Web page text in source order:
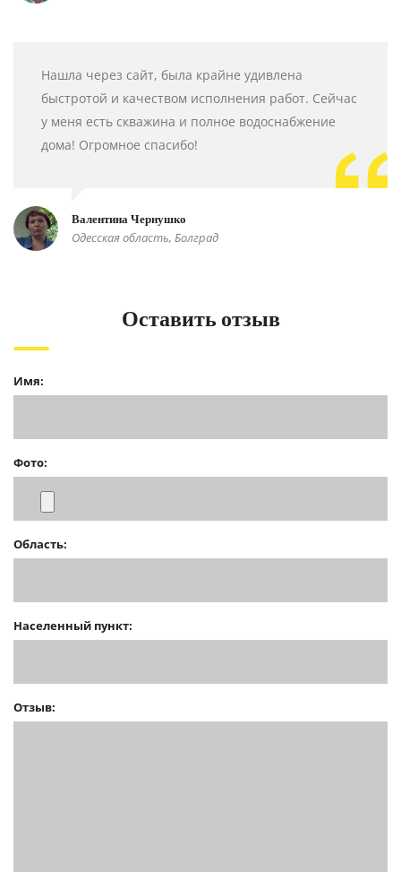
Нашла через сайт, была крайне удивлена
быстротой и качеством исполнения работ. Сейчас
у меня есть скважина и полное водоснабжение
дома! Огромное спасибо!
Валентина Чернушко
Одесская область, Болград
Оставить отзыв
Имя:
Фото:
Область:
Населенный пункт:
Отзыв: